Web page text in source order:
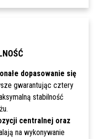
dopasowanie się
gwarantując cztery
stabilność
centralnej oraz
na wykonywanie